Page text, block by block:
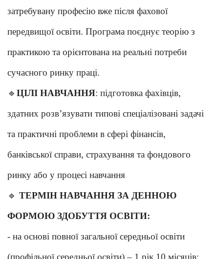
затребувану професію вже після фахової
передвищої освіти. Програма поєднує теорію з
практикою та орієнтована на реальні потреби
сучасного ринку праці.
🔹 ЦІЛІ НАВЧАННЯ: підготовка фахівців,
здатних розв’язувати типові спеціалізовані задачі
та практичні проблеми в сфері фінансів,
банківської справи, страхування та фондового
ринку або у процесі навчання
🔹 ТЕРМІН НАВЧАННЯ ЗА ДЕННОЮ
ФОРМОЮ ЗДОБУТТЯ ОСВІТИ:
- на основі повної загальної середньої освіти
(профільної середньої освіти) – 1 рік 10 місяців;